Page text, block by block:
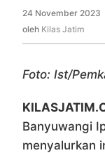
24 November 2023
oleh Kilas Jatim
Foto: Ist/
Banyuwangi
menyalurkan